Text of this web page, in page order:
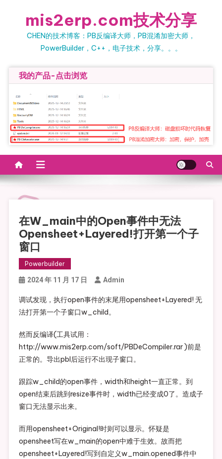
mis2erp.com技术分享
CHEN的技术博客：PB反编译大师，PB混淆加密大师，
PowerBuilder，C++，电子技术，分享。。。
我的产品-点击浏览
在w_main中的open事件中无法
Opensheet+Layered!打开第一个子
窗口
Powerbuilder
2024 年 11 月 17 日 Admin
调试发现，执行open事件的末尾用opensheet+Layered! 无
法打开第一个子窗口w_child。
然而反编译(工具试用：
http://www.mis2erp.com/soft/PBDeCompiler.rar )前是
正常的。导出pbl后运行不出现子窗口。
跟踪w_child的open事件，width和height一直正常。到
open结束后跳到resize事件时，width已经变成0了。造成子
窗口无法显示出来。
而用opensheet+Original!时则可以显示。怀疑是
opensheet写在w_main的open中难于生效。故而把
opensheet+Layered!写到自定义w_main.opened事件中